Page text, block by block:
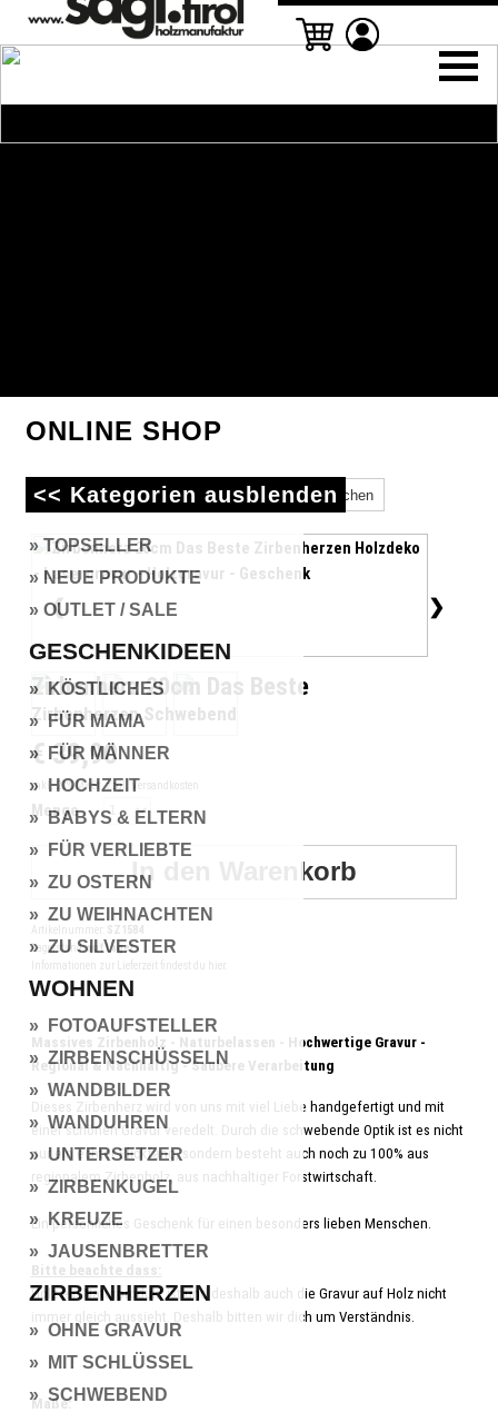
ONLINE SHOP
<< Kategorien ausblenden
» TOPSELLER
» NEUE PRODUKTE
» OUTLET / SALE
GESCHENKIDEEN
» KÖSTLICHES
» FÜR MAMA
» FÜR MÄNNER
» HOCHZEIT
» BABYS & ELTERN
» FÜR VERLIEBTE
» ZU OSTERN
» ZU WEIHNACHTEN
» ZU SILVESTER
WOHNEN
» FOTOAUFSTELLER
» ZIRBENSCHÜSSELN
» WANDBILDER
» WANDUHREN
» UNTERSETZER
» ZIRBENKUGEL
» KREUZE
» JAUSENBRETTER
ZIRBENHERZEN
» OHNE GRAVUR
» MIT SCHLÜSSEL
» SCHWEBEND
❮ ❯
Zirbenherz 20cm Das Beste
Zirbenherzen Schwebend
€ 39,90
inkl. 20% MwSt.zzgl. Versandkosten
Menge
Artikelnummer: SZ1584
Lagerstand:auf Lager
Informationen zur Lieferzeit findest du hier.
Massives Zirbenholz - Naturbelassen - Hochwertige Gravur -
Regional & Nachhaltig - Saubere Verarbeitung
Dieses Zirbenherz wird von uns mit viel Liebe handgefertigt und mit
einer schönen Gravur veredelt. Durch die schwebende Optik ist es nicht
nur ein echter Blickfang, sondern besteht auch noch zu 100% aus
regionalem Zirbenholz, aus nachhaltiger Forstwirtschaft.
Ein persönliches Geschenk für einen besonders lieben Menschen.
Bitte beachte dass:
Holz ein Naturprodukt ist und deshalb auch die Gravur auf Holz nicht
immer gleich aussieht. Deshalb bitten wir dich um Verständnis.
Maße: